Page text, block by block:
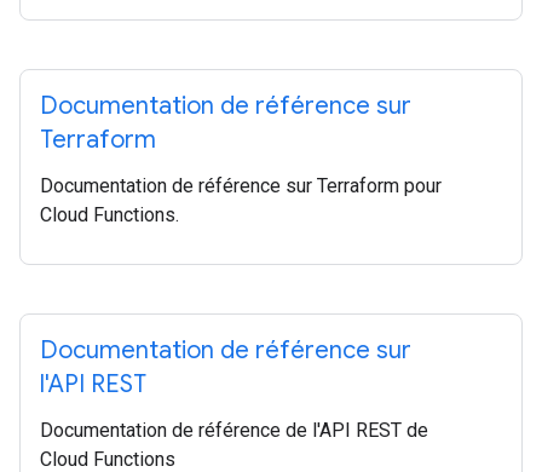
Documentation de référence sur
Terraform
Documentation de référence sur Terraform pour
Cloud Functions.
Documentation de référence sur
l'API REST
Documentation de référence de l'API REST de
Cloud Functions